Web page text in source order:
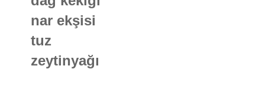
nar ekşisi
tuz
zeytinyağı